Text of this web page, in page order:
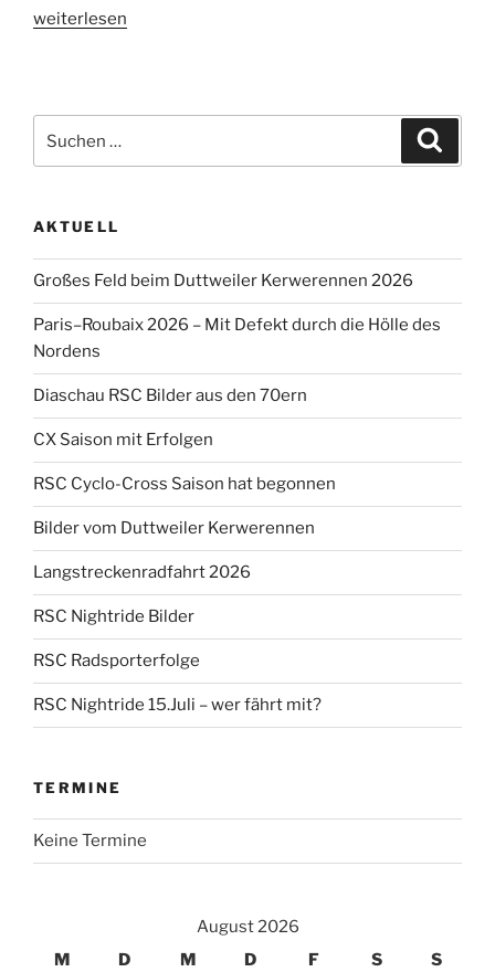
„DM
Gold
für
Top
Ten
für
Pascal“
weiterlesen
nach:
AKTUELL
Großes Feld beim Duttweiler Kerwerennen 2026
Paris–Roubaix 2026 – Mit Defekt durch die Hölle des
Nordens
Diaschau RSC Bilder aus den 70ern
CX Saison mit Erfolgen
RSC Cyclo-Cross Saison hat begonnen
Bilder vom Duttweiler Kerwerennen
Langstreckenradfahrt 2026
RSC Nightride Bilder
RSC Radsporterfolge
RSC Nightride 15.Juli – wer fährt mit?
TERMINE
Keine Termine
August 2026
M
D M D F S S